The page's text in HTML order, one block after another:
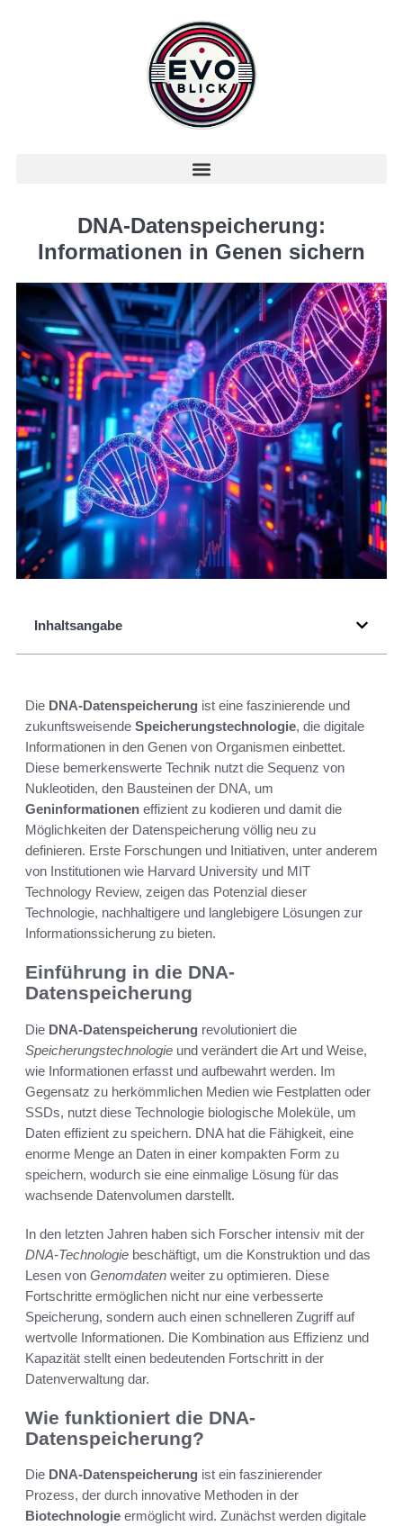
DNA-Datenspeicherung:
Informationen in Genen sichern
Inhaltsangabe
Die DNA-Datenspeicherung ist eine faszinierende und
zukunftsweisende Speicherungstechnologie, die digitale
Informationen in den Genen von Organismen einbettet.
Diese bemerkenswerte Technik nutzt die Sequenz von
Nukleotiden, den Bausteinen der DNA, um
Geninformationen effizient zu kodieren und damit die
Möglichkeiten der Datenspeicherung völlig neu zu
definieren. Erste Forschungen und Initiativen, unter anderem
von Institutionen wie Harvard University und MIT
Technology Review, zeigen das Potenzial dieser
Technologie, nachhaltigere und langlebigere Lösungen zur
Informationssicherung zu bieten.
Einführung in die DNA-
Datenspeicherung
Die DNA-Datenspeicherung revolutioniert die
Speicherungstechnologie und verändert die Art und Weise,
wie Informationen erfasst und aufbewahrt werden. Im
Gegensatz zu herkömmlichen Medien wie Festplatten oder
SSDs, nutzt diese Technologie biologische Moleküle, um
Daten effizient zu speichern. DNA hat die Fähigkeit, eine
enorme Menge an Daten in einer kompakten Form zu
speichern, wodurch sie eine einmalige Lösung für das
wachsende Datenvolumen darstellt.
In den letzten Jahren haben sich Forscher intensiv mit der
DNA-Technologie beschäftigt, um die Konstruktion und das
Lesen von Genomdaten weiter zu optimieren. Diese
Fortschritte ermöglichen nicht nur eine verbesserte
Speicherung, sondern auch einen schnelleren Zugriff auf
wertvolle Informationen. Die Kombination aus Effizienz und
Kapazität stellt einen bedeutenden Fortschritt in der
Datenverwaltung dar.
Wie funktioniert die DNA-
Datenspeicherung?
Die DNA-Datenspeicherung ist ein faszinierender
Prozess, der durch innovative Methoden in der
Biotechnologie ermöglicht wird. Zunächst werden digitale